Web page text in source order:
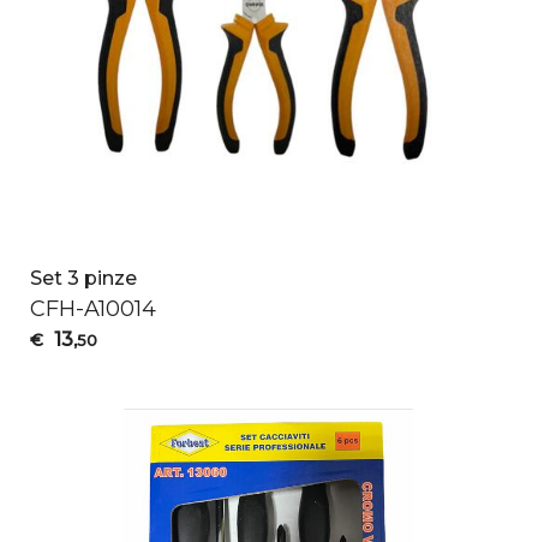
Set 3 pinze
CFH-A10014
€ 13,50